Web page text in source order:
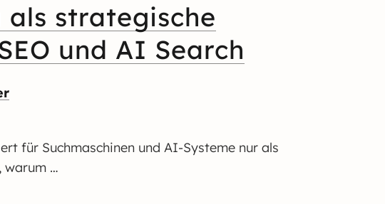
strategische
und AI Search
für Suchmaschinen und AI-Systeme nur als
warum …